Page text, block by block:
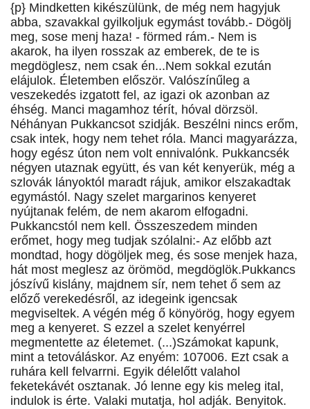
{p} Mindketten kikészülünk, de még nem hagyjuk
abba, szavakkal gyilkoljuk egymást tovább.- Dögölj
meg, sose menj haza! - förmed rám.- Nem is
akarok, ha ilyen rosszak az emberek, de te is
megdöglesz, nem csak én...Nem sokkal ezután
elájulok. Életemben először. Valószínűleg a
veszekedés izgatott fel, az igazi ok azonban az
éhség. Manci magamhoz térít, hóval dörzsöl.
Néhányan Pukkancsot szidják. Beszélni nincs erőm,
csak intek, hogy nem tehet róla. Manci magyarázza,
hogy egész úton nem volt ennivalónk. Pukkancsék
négyen utaznak együtt, és van két kenyerük, még a
szlovák lányoktól maradt rájuk, amikor elszakadtak
egymástól. Nagy szelet margarinos kenyeret
nyújtanak felém, de nem akarom elfogadni.
Pukkancstól nem kell. Összeszedem minden
erőmet, hogy meg tudjak szólalni:- Az előbb azt
mondtad, hogy dögöljek meg, és sose menjek haza,
hát most meglesz az örömöd, megdöglök.Pukkancs
jószívű kislány, majdnem sír, nem tehet ő sem az
előző verekedésről, az idegeink igencsak
megviseltek. A végén még ő könyörög, hogy egyem
meg a kenyeret. S ezzel a szelet kenyérrel
megmentette az életemet. (...)Számokat kapunk,
mint a tetováláskor. Az enyém: 107006. Ezt csak a
ruhára kell felvarrni. Egyik délelőtt valahol
feketekávét osztanak. Jó lenne egy kis meleg ital,
indulok is érte. Valaki mutatja, hol adják. Benyitok.